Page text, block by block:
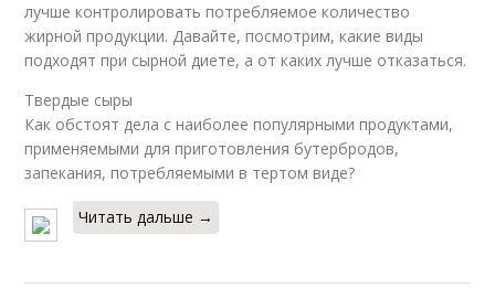
лучше контролировать потребляемое количество
жирной продукции. Давайте, посмотрим, какие виды
подходят при сырной диете, а от каких лучше отказаться.
Твердые сыры
Как обстоят дела с наиболее популярными продуктами,
применяемыми для приготовления бутербродов,
запекания, потребляемыми в тертом виде?
Читать дальше →